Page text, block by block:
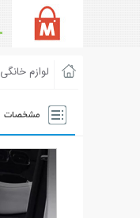
لوازم خانگی
مشخصات